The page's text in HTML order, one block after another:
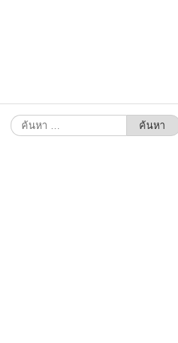
ค้นหา
สำหรับ: